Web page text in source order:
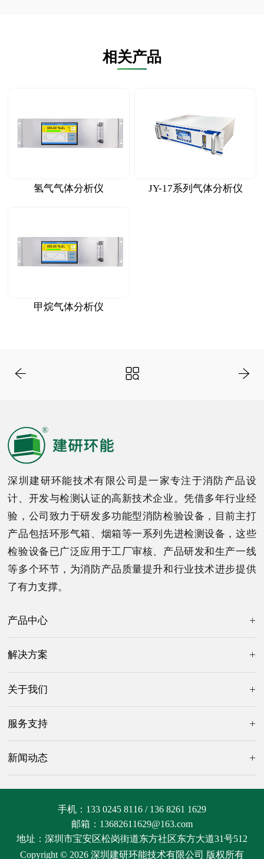
相关产品
氢气气体分析仪 JY-17系列气体分析仪
甲烷气体分析仪
深圳建研环能技术有限公司是一家专注于消防产品设
计、开发与检测认证的高新技术企业。凭借多年行业经
验，公司致力于研发多功能型消防检验设备，目前主打
产品包括环形气箱、烟箱等一系列先进检测设备，这些
检验设备已广泛应用于工厂审核、产品研发和生产一线
等多个环节，为消防产品质量提升和行业技术进步提供
了有力支撑。
产品中心
解决方案
关于我们
服务支持
新闻动态
手机：133 0245 8116 / 136 8261 1629
邮箱：13682611629@163.com
地址：深圳市宝安区松岗街道东方社区东方大道31号512
Copyright © 2026 深圳建研环能技术有限公司 版权所有